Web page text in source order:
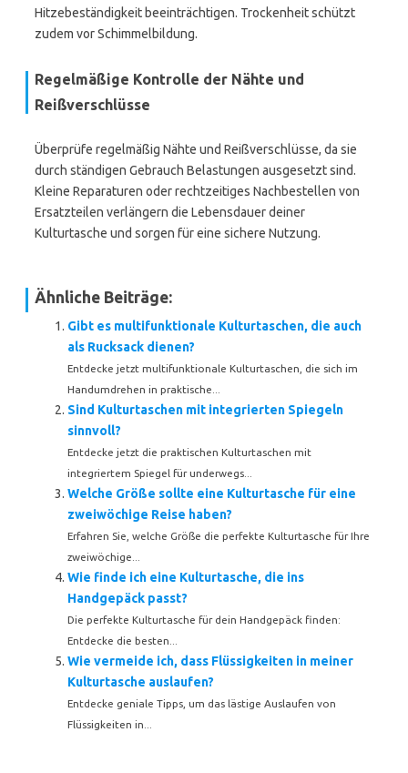
Hitzebeständigkeit beeinträchtigen. Trockenheit schützt
zudem vor Schimmelbildung.
Regelmäßige Kontrolle der Nähte und
Reißverschlüsse
Überprüfe regelmäßig Nähte und Reißverschlüsse, da sie
durch ständigen Gebrauch Belastungen ausgesetzt sind.
Kleine Reparaturen oder rechtzeitiges Nachbestellen von
Ersatzteilen verlängern die Lebensdauer deiner
Kulturtasche und sorgen für eine sichere Nutzung.
Ähnliche Beiträge:
Gibt es multifunktionale Kulturtaschen, die auch
als Rucksack dienen?
Entdecke jetzt multifunktionale Kulturtaschen, die sich im
Handumdrehen in praktische...
Sind Kulturtaschen mit integrierten Spiegeln
sinnvoll?
Entdecke jetzt die praktischen Kulturtaschen mit
integriertem Spiegel für underwegs...
Welche Größe sollte eine Kulturtasche für eine
zweiwöchige Reise haben?
Erfahren Sie, welche Größe die perfekte Kulturtasche für Ihre
zweiwöchige...
Wie finde ich eine Kulturtasche, die ins
Handgepäck passt?
Die perfekte Kulturtasche für dein Handgepäck finden:
Entdecke die besten...
Wie vermeide ich, dass Flüssigkeiten in meiner
Kulturtasche auslaufen?
Entdecke geniale Tipps, um das lästige Auslaufen von
Flüssigkeiten in...